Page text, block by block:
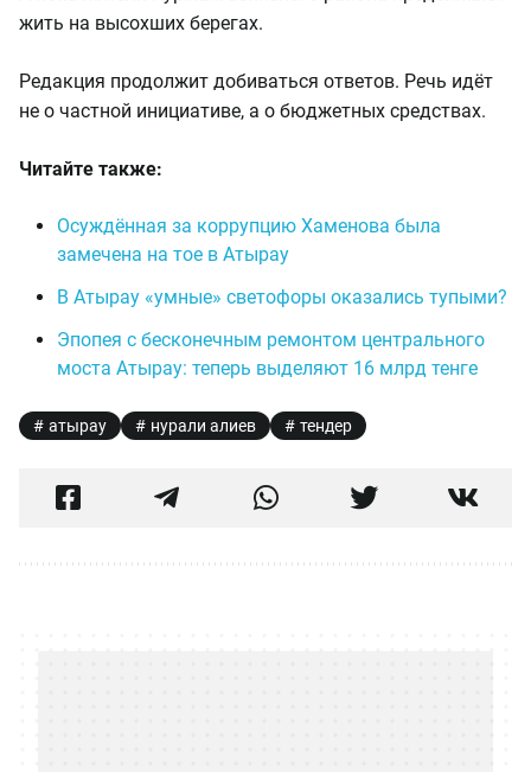
жить на высохших берегах.
Редакция продолжит добиваться ответов. Речь идёт
не о частной инициативе, а о бюджетных средствах.
Читайте также:
Осуждённая за коррупцию Хаменова была
замечена на тое в Атырау
В Атырау «умные» светофоры оказались тупыми?
Эпопея с бесконечным ремонтом центрального
моста Атырау: теперь выделяют 16 млрд тенге
атырау нурали алиев тендер